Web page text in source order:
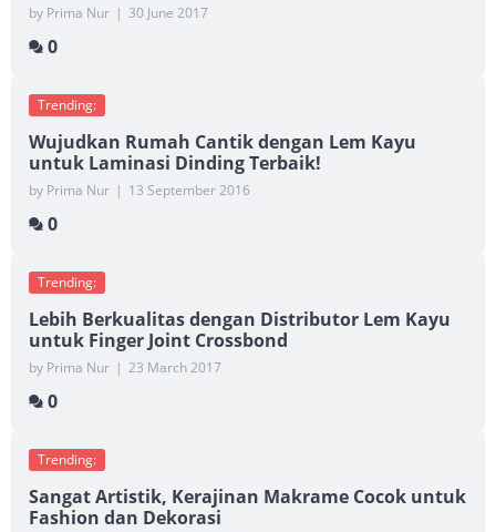
by Prima Nur | 30 June 2017
0
Trending:
Wujudkan Rumah Cantik dengan Lem Kayu
untuk Laminasi Dinding Terbaik!
by Prima Nur | 13 September 2016
0
Trending:
Lebih Berkualitas dengan Distributor Lem Kayu
untuk Finger Joint Crossbond
by Prima Nur | 23 March 2017
0
Trending:
Sangat Artistik, Kerajinan Makrame Cocok untuk
Fashion dan Dekorasi